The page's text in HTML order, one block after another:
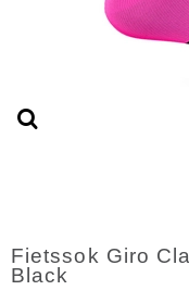
Fietssok Giro
Black